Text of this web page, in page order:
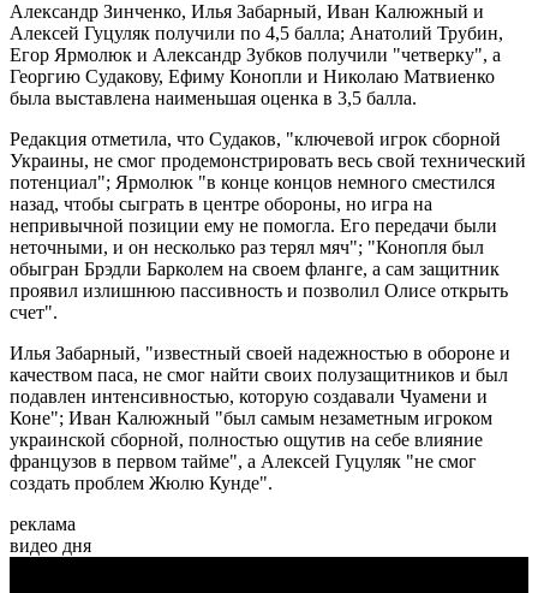
Александр Зинченко, Илья Забарный, Иван Калюжный и
Алексей Гуцуляк получили по 4,5 балла; Анатолий Трубин,
Егор Ярмолюк и Александр Зубков получили "четверку", а
Георгию Судакову, Ефиму Конопли и Николаю Матвиенко
была выставлена наименьшая оценка в 3,5 балла.
Редакция отметила, что Судаков, "ключевой игрок сборной
Украины, не смог продемонстрировать весь свой технический
потенциал"; Ярмолюк "в конце концов немного сместился
назад, чтобы сыграть в центре обороны, но игра на
непривычной позиции ему не помогла. Его передачи были
неточными, и он несколько раз терял мяч"; "Конопля был
обыгран Брэдли Барколем на своем фланге, а сам защитник
проявил излишнюю пассивность и позволил Олисе открыть
счет".
Илья Забарный, "известный своей надежностью в обороне и
качеством паса, не смог найти своих полузащитников и был
подавлен интенсивностью, которую создавали Чуамени и
Коне"; Иван Калюжный "был самым незаметным игроком
украинской сборной, полностью ощутив на себе влияние
французов в первом тайме", а Алексей Гуцуляк "не смог
создать проблем Жюлю Кунде".
реклама
видео дня